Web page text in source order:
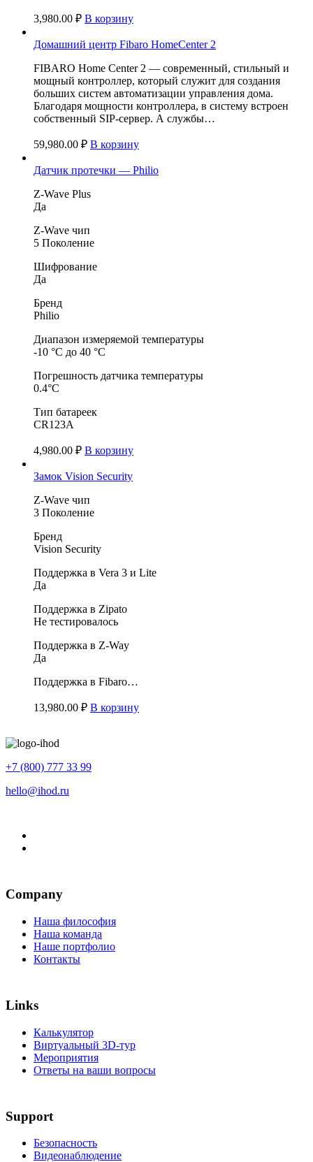
3,980.00 ₽ В корзину
Домашний центр Fibaro HomeCenter 2
FIBARO Home Center 2 — современный, стильный и
мощный контроллер, который служит для создания
больших систем автоматизации управления дома.
Благодаря мощности контроллера, в систему встроен
собственный SIP-сервер. А службы…
59,980.00 ₽ В корзину
Датчик протечки — Philio
Z-Wave Plus
Да
Z-Wave чип
5 Поколение
Шифрование
Да
Бренд
Philio
Диапазон измеряемой температуры
-10 °C до 40 °C
Погрешность датчика температуры
0.4°C
Тип батареек
CR123A
4,980.00 ₽ В корзину
Замок Vision Security
Z-Wave чип
3 Поколение
Бренд
Vision Security
Поддержка в Vera 3 и Lite
Да
Поддержка в Zipato
Не тестировалось
Поддержка в Z-Way
Да
Поддержка в Fibaro…
13,980.00 ₽ В корзину
+7 (800) 777 33 99
hello@ihod.ru
Company
Наша философия
Наша команда
Наше портфолио
Контакты
Links
Калькулятор
Виртуальный 3D-тур
Мероприятия
Ответы на ваши вопросы
Support
Безопасность
Видеонаблюдение